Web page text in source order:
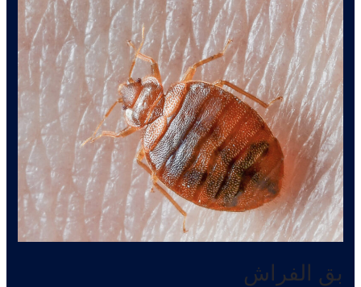
بق الفراش